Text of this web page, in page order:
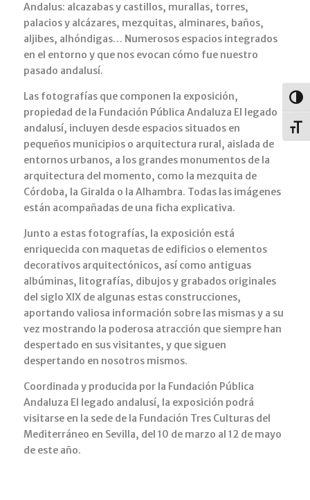
Andalus: alcazabas y castillos, murallas, torres,
palacios y alcázares, mezquitas, alminares, baños,
aljibes, alhóndigas… Numerosos espacios integrados
en el entorno y que nos evocan cómo fue nuestro
pasado andalusí.
Las fotografías que componen la exposición,
propiedad de la Fundación Pública Andaluza El legado
andalusí, incluyen desde espacios situados en
pequeños municipios o arquitectura rural, aislada de
entornos urbanos, a los grandes monumentos de la
arquitectura del momento, como la mezquita de
Córdoba, la Giralda o la Alhambra. Todas las imágenes
están acompañadas de una ficha explicativa.
Junto a estas fotografías, la exposición está
enriquecida con maquetas de edificios o elementos
decorativos arquitectónicos, así como antiguas
albúminas, litografías, dibujos y grabados originales
del siglo XIX de algunas estas construcciones,
aportando valiosa información sobre las mismas y a su
vez mostrando la poderosa atracción que siempre han
despertado en sus visitantes, y que siguen
despertando en nosotros mismos.
Coordinada y producida por la Fundación Pública
Andaluza El legado andalusí, la exposición podrá
visitarse en la sede de la Fundación Tres Culturas del
Mediterráneo en Sevilla, del 10 de marzo al 12 de mayo
de este año.